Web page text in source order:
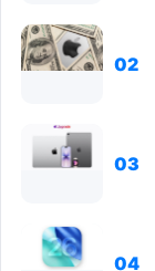
02
03
04